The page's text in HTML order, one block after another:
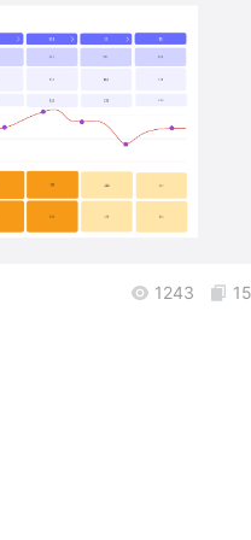
boardmix
1243